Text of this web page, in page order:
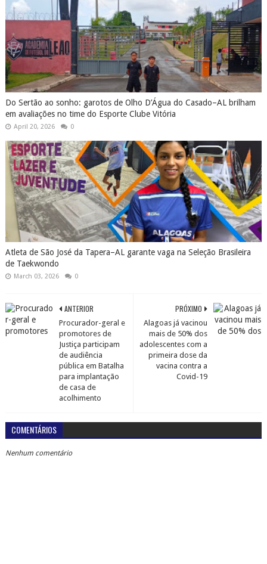
Do Sertão ao sonho: garotos de Olho D’Água do Casado–AL brilham
em avaliações no time do Esporte Clube Vitória
April 20, 2026 0
Atleta de São José da Tapera–AL garante vaga na Seleção Brasileira
de Taekwondo
March 03, 2026 0
PRÓXIMO
Alagoas já vacinou
mais de 50% dos
adolescentes com a
primeira dose da
vacina contra a
Covid-19
ANTERIOR
Procurador-geral e
promotores de
Justiça participam
de audiência
pública em Batalha
para implantação
de casa de
acolhimento
COMENTÁRIOS
Nenhum comentário